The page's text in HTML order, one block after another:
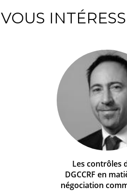
Les contrôles
DGCCRF en
négociation